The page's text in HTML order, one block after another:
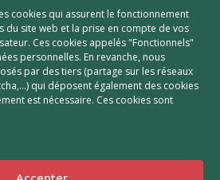
cookies qui assurent le fonctionnement
du site web et la prise en compte de vos
Ces cookies appelés "Fonctionnels"
personnelles. En revanche, nous
par des tiers (partage sur les réseaux
qui déposent également des cookies
est nécessaire. Ces cookies sont